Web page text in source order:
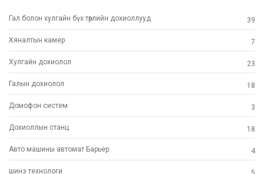
Гал болон хулгайн бүх төрлийн дохиоллууд 39
Хяналтын камер 7
Хулгайн дохиолол 23
Галын дохиолол 18
Домофон систем 3
Дохиоллын станц 18
Авто машины автомат Барьер 4
шинэ технoлоги